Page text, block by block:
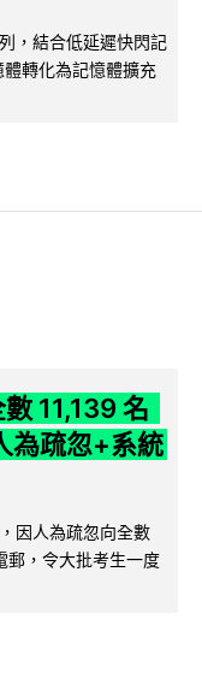
，結合低延遲快閃記
體轉化為記憶體擴充
11,139 名
為疏忽+系統
因人為疏忽向全數
郵，令大批考生一度